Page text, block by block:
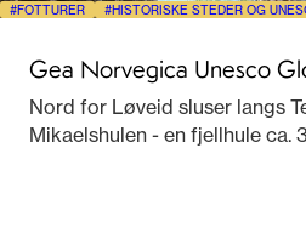
FOTTURER HISTORISKE STEDER OG
Gea Norvegica Unesco
Mikaelshulen
Nord for Løveid sluser langs
Mikaelshulen - en fjellhule ca.